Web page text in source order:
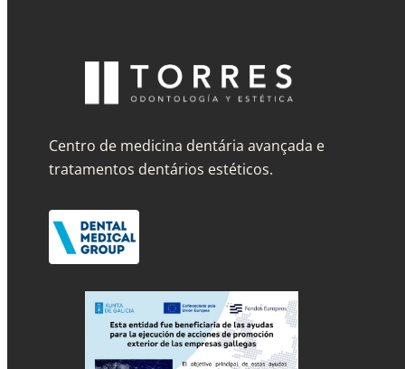
Centro de medicina dentária avançada e
tratamentos dentários estéticos.